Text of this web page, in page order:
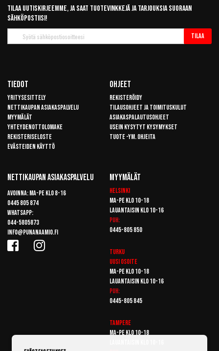
Tilaa uutiskirjeemme, ja saat tuotevinkkejä ja tarjouksia suoraan
sähköpostiisi!
uutiskirje
Tilaa
Tiedot
Yritysesittely
Nettikaupan asiakaspalvelu
Myymälät
Yhteydenottolomake
Rekisteriseloste
Evästeiden käyttö
Ohjeet
Rekisteröidy
Tilausohjeet ja toimituskulut
Asiakaspalautusohjeet
Usein kysytyt kysymykset
Tuote -ym. ohjeita
Nettikaupan Asiakaspalvelu
Avoinna: Ma-pe klo 8-16
0445 805 874
Whatsapp:
044-5805873
info@punanaamio.fi
Myymälät
Helsinki
Ma-pe klo 10-18
Lauantaisin klo 10-16
Puh:
0445-805 850
Turku
Uusi osoite
Ma-pe klo 10-18
Lauantaisin klo 10-16
Puh:
0445-805 845
Tampere
Ma-pe klo 10-18